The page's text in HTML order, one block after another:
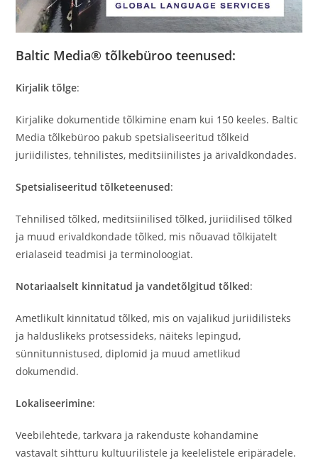
Baltic Media® tõlkebüroo teenused:
Kirjalik tõlge:
Kirjalike dokumentide tõlkimine enam kui 150 keeles. Baltic
Media tõlkebüroo pakub spetsialiseeritud tõlkeid
juriidilistes, tehnilistes, meditsiinilistes ja ärivaldkondades.
Spetsialiseeritud tõlketeenused:
Tehnilised tõlked, meditsiinilised tõlked, juriidilised tõlked
ja muud erivaldkondade tõlked, mis nõuavad tõlkijatelt
erialaseid teadmisi ja terminoloogiat.
Notariaalselt kinnitatud ja vandetõlgitud tõlked:
Ametlikult kinnitatud tõlked, mis on vajalikud juriidilisteks
ja halduslikeks protsessideks, näiteks lepingud,
sünnitunnistused, diplomid ja muud ametlikud
dokumendid.
Lokaliseerimine:
Veebilehtede, tarkvara ja rakenduste kohandamine
vastavalt sihtturu kultuurilistele ja keelelistele eripäradele.